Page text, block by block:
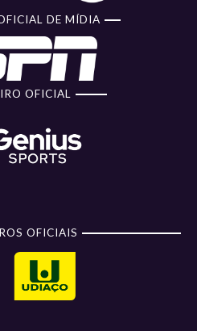
DE MÍDIA
OFICIAL
OFICIAIS